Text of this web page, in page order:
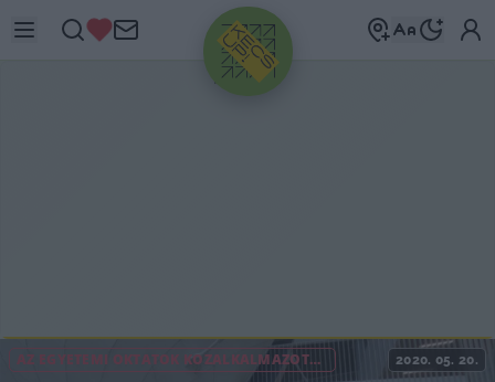
HIRDETÉS
AZ EGYETEMI OKTATÓK KÖZALKALMAZOTTI STÁTUSZA MEGSZŰNIK 2020. 05. 20.